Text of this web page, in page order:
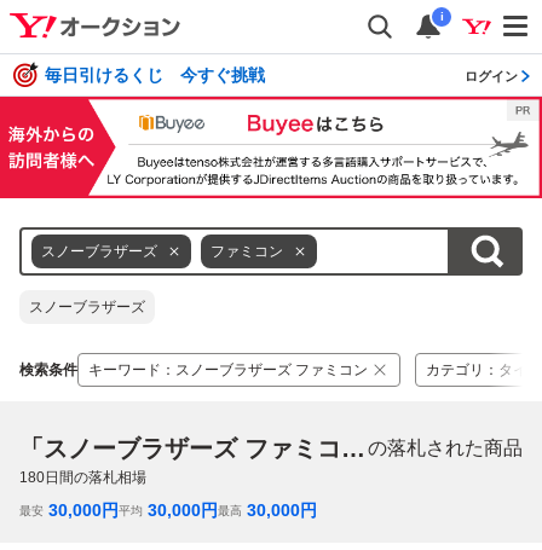
i
毎日引けるくじ 今すぐ挑戦 ログイン
スノーブラザーズ ファミコン
スノーブラザーズ
検索条件 キーワード ： スノーブラザーズ ファミコン カテゴリ ： タイ
「スノーブラザーズ ファミコン」 の落札された商品
180日間の落札相場
最安 30,000円平均 30,000円最高 30,000円